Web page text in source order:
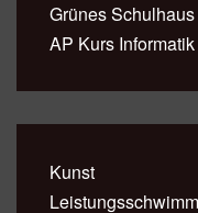
Grünes Schulhaus
AP Kurs Informatik
Kunst